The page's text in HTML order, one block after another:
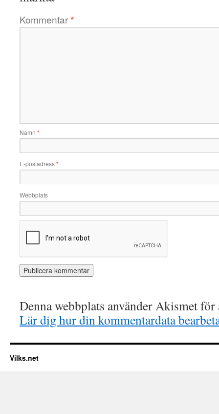
Kommentar*
Namn *
E-postadress*
Webbplats
Denna webbplats använder Akismet
Lär dig hur din kommentardata
Vilks.net